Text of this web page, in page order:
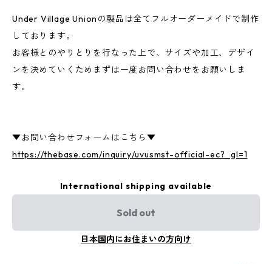
Under Village Unionの製品は全てフルオーダーメイドで制作
しております。
お客様とのやりとりを行なった上で、サイズや加工、デザイ
ンを決めていくためまずは一度お問い合わせをお願いしま
す。
▼お問い合わせフォームはこちら▼
https://thebase.com/inquiry/uvusmst-official-ec?_gl=1
International shipping available
Sold out
日本国内にお住まいの方向け